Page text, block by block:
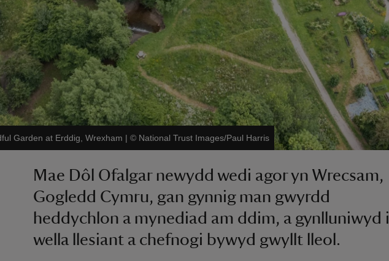
Garden at Erddig, Wrexham | © National Trust Images/Paul Harris
Mae Dôl Ofalgar newydd wedi agor yn Wrecsam,
Gogledd Cymru, gan gynnig man gwyrdd
heddychlon a mynediad am ddim, a gynlluniwyd i
wella llesiant a chefnogi bywyd gwyllt lleol.